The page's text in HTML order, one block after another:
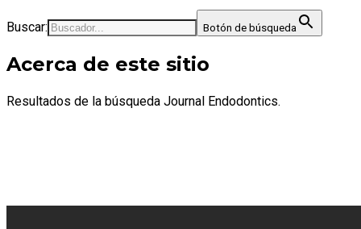
Buscar: Botón de búsqueda
Acerca de este sitio
Resultados de la búsqueda Journal Endodontics.